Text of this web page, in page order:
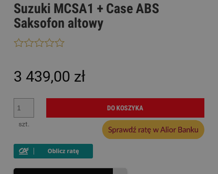
Suzuki MCSA1 + Case ABS
Saksofon altowy
3 439,00 zł
szt.
DO KOSZYKA